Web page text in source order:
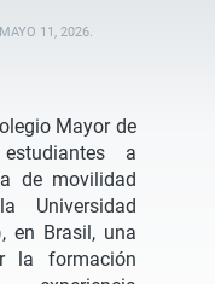
MAYO 11, 2026.
Mayor de
a
de movilidad
Universidad
en Brasil, una
la formación